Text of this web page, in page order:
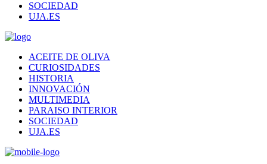
SOCIEDAD
UJA.ES
ACEITE DE OLIVA
CURIOSIDADES
HISTORIA
INNOVACIÓN
MULTIMEDIA
PARAISO INTERIOR
SOCIEDAD
UJA.ES